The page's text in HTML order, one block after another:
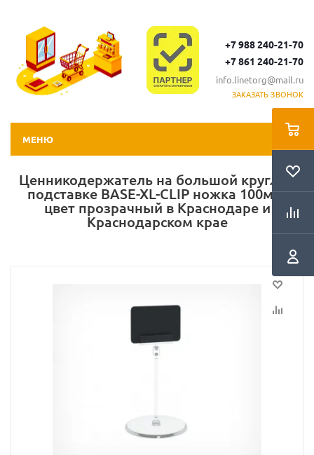
+7 988 240-21-70
+7 861 240-21-70
info.linetorg@mail.ru
ЗАКАЗАТЬ ЗВОНОК
МЕНЮ
Ценникодержатель на большой круглой
подставке BASE-XL-CLIP ножка 100мм,
цвет прозрачный в Краснодаре и
Краснодарском крае